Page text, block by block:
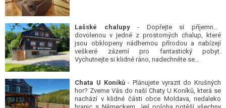
Lašské chalupy- Dopřejte si příjemnou
dovolenou v jedné z prostorných chalup, které
jsou obklopeny nádhernou přírodou a nabízejí
veškeré zázemí pro fantastický pobyt.
Vychutnejte si klidné ráno, nadechněte se...
Chata U Koníků- Plánujete vyrazit do Krušných
hor? Zveme Vás do naší Chaty U Koníků, která se
nachází v klidné části obce Moldava, nedaleko